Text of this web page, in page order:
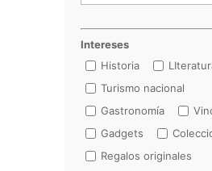
Intereses
Historia
Turismo nacional
Gastronomía
Gadgets
Regalos originales